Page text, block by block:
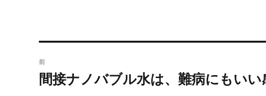
稿
前
過
去
間接ナノバブル水は、難病にもいい